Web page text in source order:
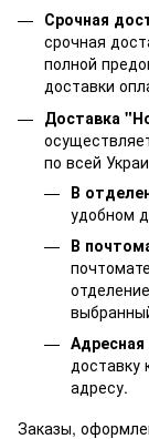
Срочная
срочная
полной
доставки
Доставка
по всей
В
удобном
В
доставку
адресу.
Заказы,